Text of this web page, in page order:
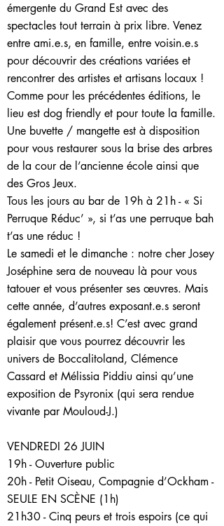
émergente du Grand Est avec des
spectacles tout terrain à prix libre. Venez
entre ami.e.s, en famille, entre voisin.e.s
pour découvrir des créations variées et
rencontrer des artistes et artisans locaux !
Comme pour les précédentes éditions, le
lieu est dog friendly et pour toute la famille.
Une buvette / mangette est à disposition
pour vous restaurer sous la brise des arbres
de la cour de l’ancienne école ainsi que
des Gros Jeux.
Tous les jours au bar de 19h à 21h - « Si
Perruque Réduc’ », si t’as une perruque bah
t’as une réduc !
Le samedi et le dimanche : notre cher Josey
Joséphine sera de nouveau là pour vous
tatouer et vous présenter ses œuvres. Mais
cette année, d’autres exposant.e.s seront
également présent.e.s! C’est avec grand
plaisir que vous pourrez découvrir les
univers de Boccalitoland, Clémence
Cassard et Mélissia Piddiu ainsi qu’une
exposition de Psyronix (qui sera rendue
vivante par Mouloud-J.)
VENDREDI 26 JUIN
19h - Ouverture public
20h - Petit Oiseau, Compagnie d’Ockham -
SEULE EN SCÈNE (1h)
21h30 - Cinq peurs et trois espoirs (ce qui